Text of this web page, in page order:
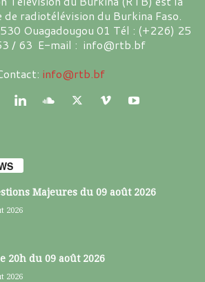
de radiotélévision du Burkina Faso.
Ouagadougou 01 Tél : (+226) 25
/ 63 E-mail : info@rtb.bf
info@rtb.bf
Majeures du 09 août 2026
2026
20h du 09 août 2026
2026